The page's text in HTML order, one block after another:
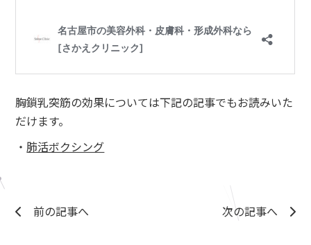
胸鎖乳突筋の効果については下記の記事でもお読みいた
だけます。
・ 肺活ボクシング
前の記事へ 次の記事へ